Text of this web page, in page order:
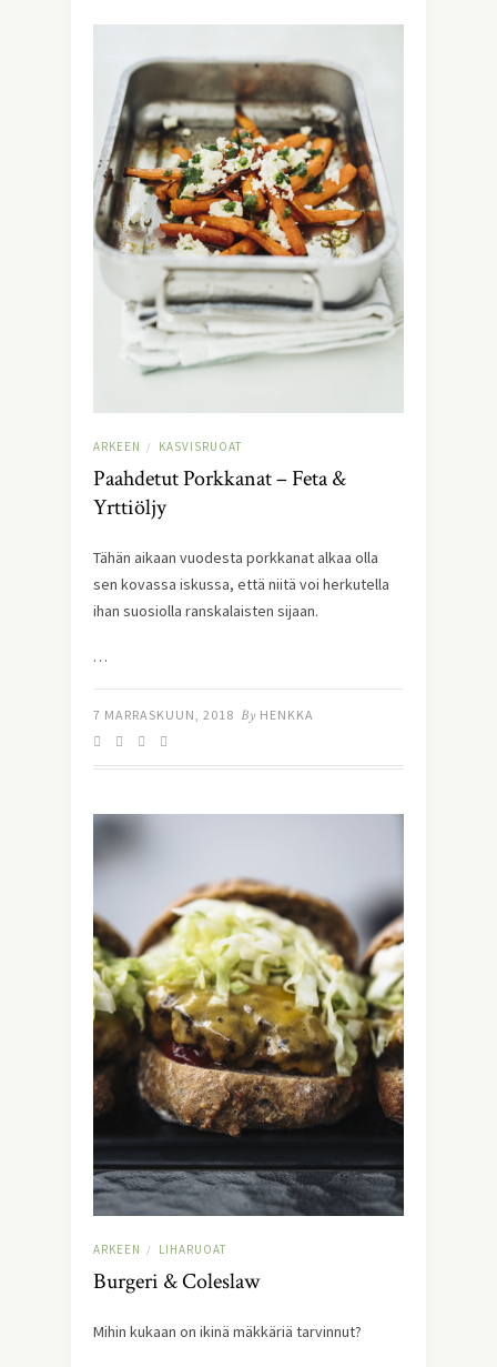
ARKEEN / KASVISRUOAT
Paahdetut Porkkanat – Feta &
Yrttiöljy
Tähän aikaan vuodesta porkkanat alkaa olla
sen kovassa iskussa, että niitä voi herkutella
ihan suosiolla ranskalaisten sijaan.
…
7 MARRASKUUN, 2018 By HENKKA
ARKEEN / LIHARUOAT
Burgeri & Coleslaw
Mihin kukaan on ikinä mäkkäriä tarvinnut?